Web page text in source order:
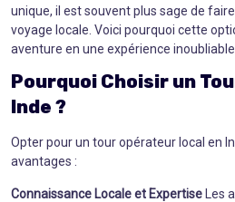
unique, il est souvent plus sage de
voyage locale. Voici pourquoi cette
aventure en une expérience inoubliable.
Pourquoi Choisir un
Inde ?
Opter pour un tour opérateur local en
avantages :
Connaissance Locale et Expertise Les